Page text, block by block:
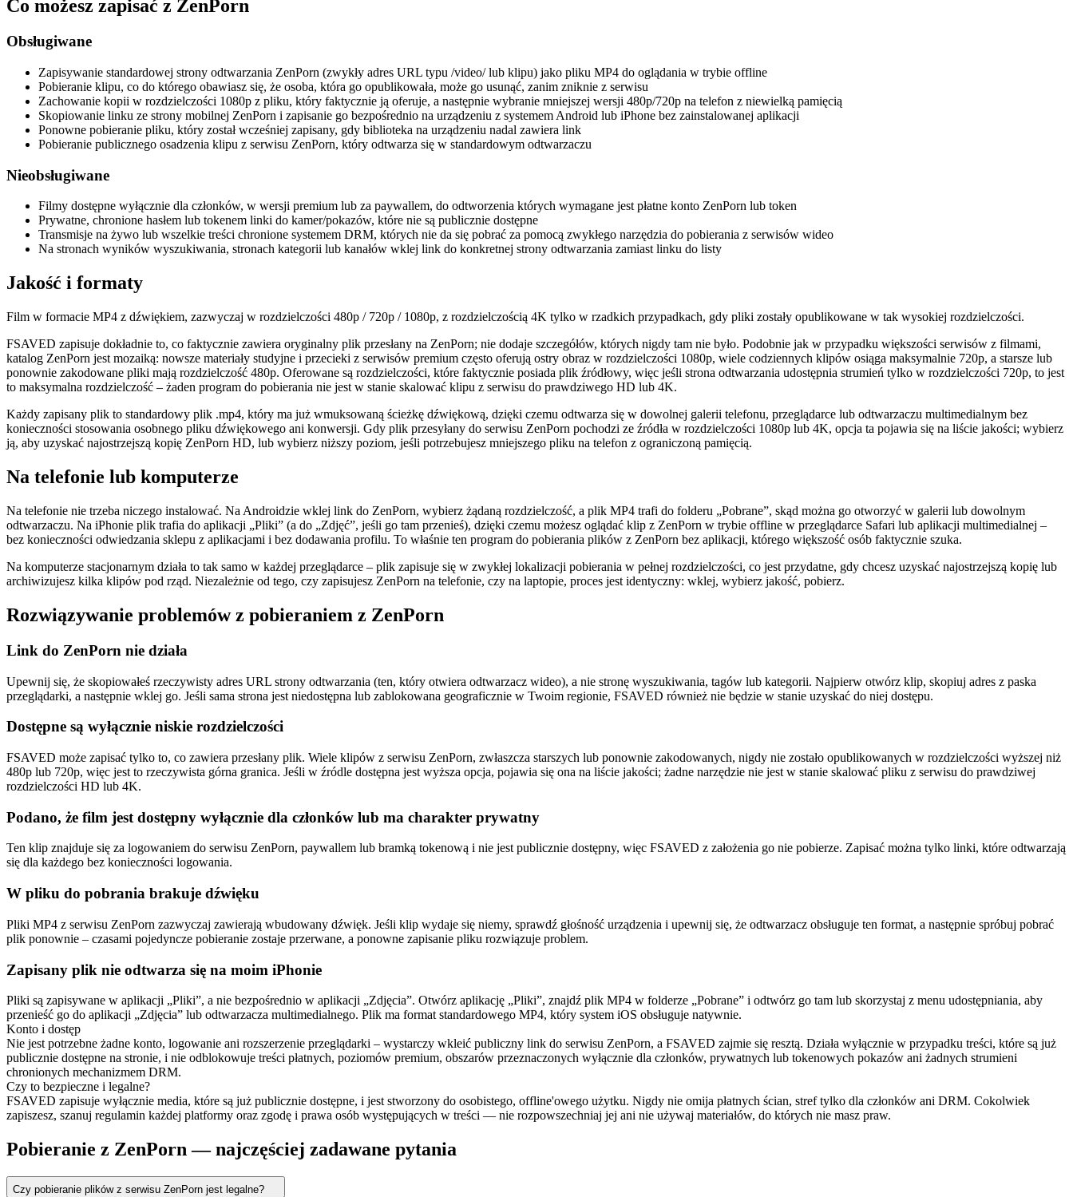
Co możesz zapisać z ZenPorn
Obsługiwane
Zapisywanie standardowej strony odtwarzania ZenPorn (zwykły adres URL typu /video/ lub klipu) jako pliku MP4 do oglądania w trybie offline
Pobieranie klipu, co do którego obawiasz się, że osoba, która go opublikowała, może go usunąć, zanim zniknie z serwisu
Zachowanie kopii w rozdzielczości 1080p z pliku, który faktycznie ją oferuje, a następnie wybranie mniejszej wersji 480p/720p na telefon z niewielką pamięcią
Skopiowanie linku ze strony mobilnej ZenPorn i zapisanie go bezpośrednio na urządzeniu z systemem Android lub iPhone bez zainstalowanej aplikacji
Ponowne pobieranie pliku, który został wcześniej zapisany, gdy biblioteka na urządzeniu nadal zawiera link
Pobieranie publicznego osadzenia klipu z serwisu ZenPorn, który odtwarza się w standardowym odtwarzaczu
Nieobsługiwane
Filmy dostępne wyłącznie dla członków, w wersji premium lub za paywallem, do odtworzenia których wymagane jest płatne konto ZenPorn lub token
Prywatne, chronione hasłem lub tokenem linki do kamer/pokazów, które nie są publicznie dostępne
Transmisje na żywo lub wszelkie treści chronione systemem DRM, których nie da się pobrać za pomocą zwykłego narzędzia do pobierania z serwisów wideo
Na stronach wyników wyszukiwania, stronach kategorii lub kanałów wklej link do konkretnej strony odtwarzania zamiast linku do listy
Jakość i formaty
Film w formacie MP4 z dźwiękiem, zazwyczaj w rozdzielczości 480p / 720p / 1080p, z rozdzielczością 4K tylko w rzadkich przypadkach, gdy pliki zostały opublikowane w tak wysokiej rozdzielczości.
FSAVED zapisuje dokładnie to, co faktycznie zawiera oryginalny plik przesłany na ZenPorn; nie dodaje szczegółów, których nigdy tam nie było. Podobnie jak w przypadku większości serwisów z filmami,
katalog ZenPorn jest mozaiką: nowsze materiały studyjne i przecieki z serwisów premium często oferują ostry obraz w rozdzielczości 1080p, wiele codziennych klipów osiąga maksymalnie 720p, a starsze lub
ponownie zakodowane pliki mają rozdzielczość 480p. Oferowane są rozdzielczości, które faktycznie posiada plik źródłowy, więc jeśli strona odtwarzania udostępnia strumień tylko w rozdzielczości 720p, to jest
to maksymalna rozdzielczość – żaden program do pobierania nie jest w stanie skalować klipu z serwisu do prawdziwego HD lub 4K.
Każdy zapisany plik to standardowy plik .mp4, który ma już wmuksowaną ścieżkę dźwiękową, dzięki czemu odtwarza się w dowolnej galerii telefonu, przeglądarce lub odtwarzaczu multimedialnym bez
konieczności stosowania osobnego pliku dźwiękowego ani konwersji. Gdy plik przesyłany do serwisu ZenPorn pochodzi ze źródła w rozdzielczości 1080p lub 4K, opcja ta pojawia się na liście jakości; wybierz
ją, aby uzyskać najostrzejszą kopię ZenPorn HD, lub wybierz niższy poziom, jeśli potrzebujesz mniejszego pliku na telefon z ograniczoną pamięcią.
Na telefonie lub komputerze
Na telefonie nie trzeba niczego instalować. Na Androidzie wklej link do ZenPorn, wybierz żądaną rozdzielczość, a plik MP4 trafi do folderu „Pobrane”, skąd można go otworzyć w galerii lub dowolnym
odtwarzaczu. Na iPhonie plik trafia do aplikacji „Pliki” (a do „Zdjęć”, jeśli go tam przenieś), dzięki czemu możesz oglądać klip z ZenPorn w trybie offline w przeglądarce Safari lub aplikacji multimedialnej –
bez konieczności odwiedzania sklepu z aplikacjami i bez dodawania profilu. To właśnie ten program do pobierania plików z ZenPorn bez aplikacji, którego większość osób faktycznie szuka.
Na komputerze stacjonarnym działa to tak samo w każdej przeglądarce – plik zapisuje się w zwykłej lokalizacji pobierania w pełnej rozdzielczości, co jest przydatne, gdy chcesz uzyskać najostrzejszą kopię lub
archiwizujesz kilka klipów pod rząd. Niezależnie od tego, czy zapisujesz ZenPorn na telefonie, czy na laptopie, proces jest identyczny: wklej, wybierz jakość, pobierz.
Rozwiązywanie problemów z pobieraniem z ZenPorn
Link do ZenPorn nie działa
Upewnij się, że skopiowałeś rzeczywisty adres URL strony odtwarzania (ten, który otwiera odtwarzacz wideo), a nie stronę wyszukiwania, tagów lub kategorii. Najpierw otwórz klip, skopiuj adres z paska
przeglądarki, a następnie wklej go. Jeśli sama strona jest niedostępna lub zablokowana geograficznie w Twoim regionie, FSAVED również nie będzie w stanie uzyskać do niej dostępu.
Dostępne są wyłącznie niskie rozdzielczości
FSAVED może zapisać tylko to, co zawiera przesłany plik. Wiele klipów z serwisu ZenPorn, zwłaszcza starszych lub ponownie zakodowanych, nigdy nie zostało opublikowanych w rozdzielczości wyższej niż
480p lub 720p, więc jest to rzeczywista górna granica. Jeśli w źródle dostępna jest wyższa opcja, pojawia się ona na liście jakości; żadne narzędzie nie jest w stanie skalować pliku z serwisu do prawdziwej
rozdzielczości HD lub 4K.
Podano, że film jest dostępny wyłącznie dla członków lub ma charakter prywatny
Ten klip znajduje się za logowaniem do serwisu ZenPorn, paywallem lub bramką tokenową i nie jest publicznie dostępny, więc FSAVED z założenia go nie pobierze. Zapisać można tylko linki, które odtwarzają
się dla każdego bez konieczności logowania.
W pliku do pobrania brakuje dźwięku
Pliki MP4 z serwisu ZenPorn zazwyczaj zawierają wbudowany dźwięk. Jeśli klip wydaje się niemy, sprawdź głośność urządzenia i upewnij się, że odtwarzacz obsługuje ten format, a następnie spróbuj pobrać
plik ponownie – czasami pojedyncze pobieranie zostaje przerwane, a ponowne zapisanie pliku rozwiązuje problem.
Zapisany plik nie odtwarza się na moim iPhonie
Pliki są zapisywane w aplikacji „Pliki”, a nie bezpośrednio w aplikacji „Zdjęcia”. Otwórz aplikację „Pliki”, znajdź plik MP4 w folderze „Pobrane” i odtwórz go tam lub skorzystaj z menu udostępniania, aby
przenieść go do aplikacji „Zdjęcia” lub odtwarzacza multimedialnego. Plik ma format standardowego MP4, który system iOS obsługuje natywnie.
Konto i dostęp
Nie jest potrzebne żadne konto, logowanie ani rozszerzenie przeglądarki – wystarczy wkleić publiczny link do serwisu ZenPorn, a FSAVED zajmie się resztą. Działa wyłącznie w przypadku treści, które są już
publicznie dostępne na stronie, i nie odblokowuje treści płatnych, poziomów premium, obszarów przeznaczonych wyłącznie dla członków, prywatnych lub tokenowych pokazów ani żadnych strumieni
chronionych mechanizmem DRM.
Czy to bezpieczne i legalne?
FSAVED zapisuje wyłącznie media, które są już publicznie dostępne, i jest stworzony do osobistego, offline'owego użytku. Nigdy nie omija płatnych ścian, stref tylko dla członków ani DRM. Cokolwiek
zapiszesz, szanuj regulamin każdej platformy oraz zgodę i prawa osób występujących w treści — nie rozpowszechniaj jej ani nie używaj materiałów, do których nie masz praw.
Pobieranie z ZenPorn — najczęściej zadawane pytania
Czy pobieranie plików z serwisu ZenPorn jest legalne?